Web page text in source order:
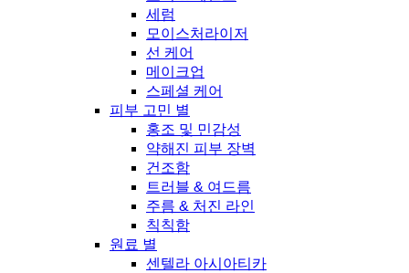
세럼
모이스처라이저
선 케어
메이크업
스페셜 케어
피부 고민 별
홍조 및 민감성
약해진 피부 장벽
건조함
트러블 & 여드름
주름 & 처진 라인
칙칙함
원료 별
센텔라 아시아티카